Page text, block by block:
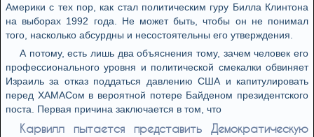
Америки с тех пор, как стал политическим гуру Билла Клинтона
на выборах 1992 года. Не может быть, чтобы он не понимал
того, насколько абсурдны и несостоятельны его утверждения.
А потому, есть лишь два объяснения тому, зачем человек его
профессионального уровня и политической смекалки обвиняет
Израиль за отказ поддаться давлению США и капитулировать
перед ХАМАСом в вероятной потере Байденом президентского
поста. Первая причина заключается в том, что
Карвилл пытается представить Демократическую